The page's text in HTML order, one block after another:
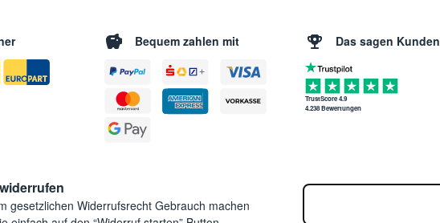
Bequem zahlen mit Das sagen Kunden
TrustScore 4.9
4.238 Bewertungen
gesetzlichen Widerrufsrecht Gebrauch machen